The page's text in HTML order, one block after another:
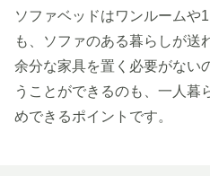
ソファベッドはワンルームや
も、ソファのある暮らしが送
余分な家具を置く必要がない
うことができるのも、一人暮
めできるポイントです。